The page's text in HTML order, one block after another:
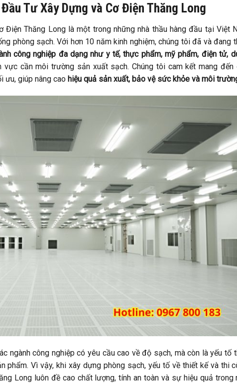
Tư Xây Dựng và Cơ Điện Thăng Long
Điện Thăng Long là một trong những nhà thầu hàng đầu tại Việt
phòng sạch. Với hơn 10 năm kinh nghiệm, chúng tôi đã và đang
công nghiệp đa dạng như y tế, thực phẩm, mỹ phẩm, điện tử,
vực cần môi trường sản xuất sạch. Chúng tôi cam kết mang đến
ưu, giúp nâng cao hiệu quả sản xuất, bảo vệ sức khỏe và môi
ngành công nghiệp có yêu cầu cao về độ sạch, mà còn là yếu tố
phẩm. Vì vậy, khi xây dựng phòng sạch, yếu tố về thiết kế và thi
Long luôn đề cao chất lượng, tính an toàn và sự hiệu quả trong